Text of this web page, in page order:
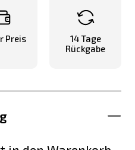
Preis
14 Tage
Rückgabe